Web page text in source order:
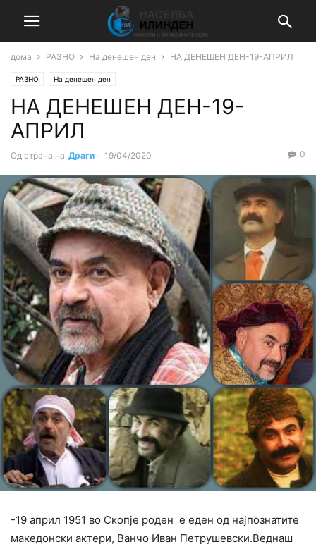
дома РАЗНО На денешен ден НА ДЕНЕШЕН ДЕН-19-АПРИЛ
РАЗНО На денешен ден
НА ДЕНЕШЕН ДЕН-19-
АПРИЛ
Од страна на Драги - 19/04/2020 0
-19 април 1951 во Скопје роден е еден од најпознатите
македонски актери, Ванчо Иван Петрушевски.Веднаш